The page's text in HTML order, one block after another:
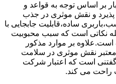
بر اساس توجه به قواعد و
و نقش موثری در جذب
ساده،قابلیت جابجایی با
نکاتی است که سبب محبوبیت
است.علاوه بر موارد مذکور
نقش موثری در سلامت
است که اعتبار شرکت
راحت می کند.